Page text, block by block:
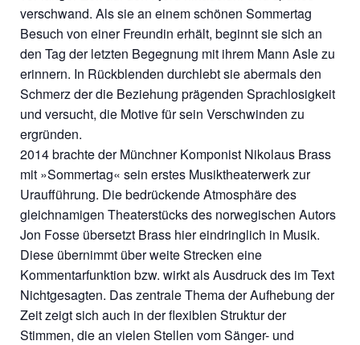
verschwand. Als sie an einem schönen Sommertag
Besuch von einer Freundin erhält, beginnt sie sich an
den Tag der letzten Begegnung mit ihrem Mann Asle zu
erinnern. In Rückblenden durchlebt sie abermals den
Schmerz der die Beziehung prägenden Sprachlosigkeit
und versucht, die Motive für sein Verschwinden zu
ergründen.
2014 brachte der Münchner Komponist Nikolaus Brass
mit »Sommertag« sein erstes Musiktheaterwerk zur
Uraufführung. Die bedrückende Atmosphäre des
gleichnamigen Theaterstücks des norwegischen Autors
Jon Fosse übersetzt Brass hier eindringlich in Musik.
Diese übernimmt über weite Strecken eine
Kommentarfunktion bzw. wirkt als Ausdruck des im Text
Nichtgesagten. Das zentrale Thema der Aufhebung der
Zeit zeigt sich auch in der flexiblen Struktur der
Stimmen, die an vielen Stellen vom Sänger- und